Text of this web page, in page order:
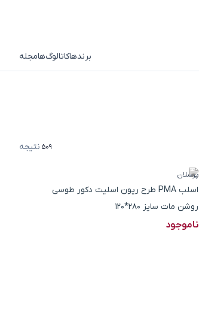
برندهاکاتالوگ‌هامجله
509 نتیجه
پرسلان
اسلب PMA طرح ریون اسلیت دکور طوسی
روشن مات سایز 280*120
ناموجود